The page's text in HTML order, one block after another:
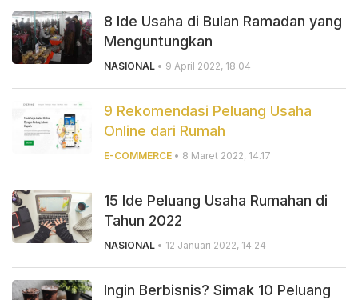
8 Ide Usaha di Bulan Ramadan yang
Menguntungkan
NASIONAL • 9 April 2022, 18.04
9 Rekomendasi Peluang Usaha
Online dari Rumah
E-COMMERCE • 8 Maret 2022, 14.17
15 Ide Peluang Usaha Rumahan di
Tahun 2022
NASIONAL • 12 Januari 2022, 14.24
Ingin Berbisnis? Simak 10 Peluang